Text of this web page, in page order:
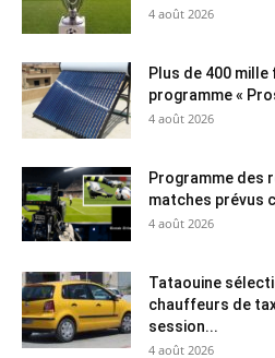
4 août 2026
Plus de 400
programme «
4 août 2026
Programme des
matches prévus
4 août 2026
Tataouine
chauffeurs de
session...
4 août 2026